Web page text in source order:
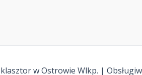
w Ostrowie Wlkp. |